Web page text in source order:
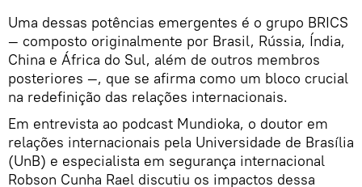
Uma dessas potências emergentes é o grupo BRICS
— composto originalmente por Brasil, Rússia, Índia,
China e África do Sul, além de outros membros
posteriores —, que se afirma como um bloco crucial
na redefinição das relações internacionais.
Em entrevista ao podcast Mundioka, o doutor em
relações internacionais pela Universidade de Brasília
(UnB) e especialista em segurança internacional
Robson Cunha Rael discutiu os impactos dessa